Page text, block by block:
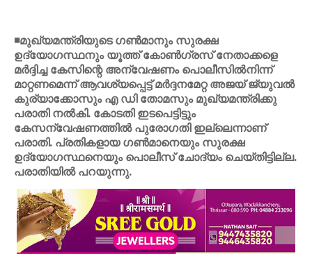
◾മുഖ്യമന്ത്രിയുടെ ഗണ്‍മാനും സുരക്ഷ
ഉദ്യോഗസ്ഥനും യൂത്ത് കോണ്‍ഗ്രസ് നേതാക്കളെ
മര്‍ദ്ദിച്ച കേസിന്റെ അന്വേഷണം പൊലീസില്‍നിന്ന്
മാറ്റണമെന്ന് ആവശ്യപ്പെട്ട് മര്‍ദ്ദനമേറ്റ അജയ് ജ്യുവല്‍
കുര്യാക്കോസും എ ഡി തോമസും മുഖ്യമന്ത്രിക്കു
പരാതി നല്‍കി. കോടതി ഇടപെട്ടിട്ടും
കേസന്വേഷണത്തില്‍ പുരോഗതി ഇല്ലെന്നാണ്
പരാതി. പ്രതികളായ ഗണ്‍മാനെയും സുരക്ഷ
ഉദ്യോഗസ്ഥനെയും പൊലീസ് ചോദ്യം ചെയ്തിട്ടില്ല.
പരാതിയില്‍ പറയുന്നു.